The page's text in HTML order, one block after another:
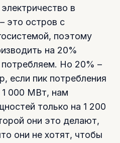
в
это остров с
поэтому
на 20%
Но 20% –
если пик потребления
1 000 МВт, нам
только на 1 200
они это делают,
они не хотят, чтобы